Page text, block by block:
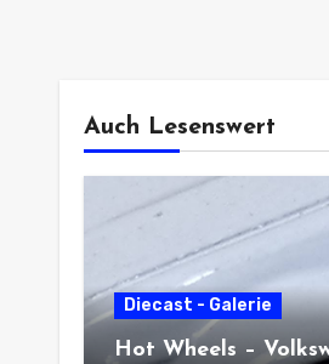
Auch Lesenswert
Diecast - Galerie
Hot Wheels –